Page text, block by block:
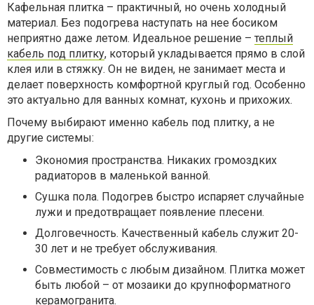
Кафельная плитка – практичный, но очень холодный
материал. Без подогрева наступать на нее босиком
неприятно даже летом. Идеальное решение – теплый
кабель под плитку, который укладывается прямо в слой
клея или в стяжку. Он не виден, не занимает места и
делает поверхность комфортной круглый год. Особенно
это актуально для ванных комнат, кухонь и прихожих.
Почему выбирают именно кабель под плитку, а не
другие системы:
Экономия пространства. Никаких громоздких
радиаторов в маленькой ванной.
Сушка пола. Подогрев быстро испаряет случайные
лужи и предотвращает появление плесени.
Долговечность. Качественный кабель служит 20-
30 лет и не требует обслуживания.
Совместимость с любым дизайном. Плитка может
быть любой – от мозаики до крупноформатного
керамогранита.